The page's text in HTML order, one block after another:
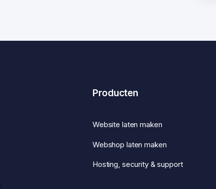
Producten
Website laten maken
Webshop laten maken
Hosting, security & support